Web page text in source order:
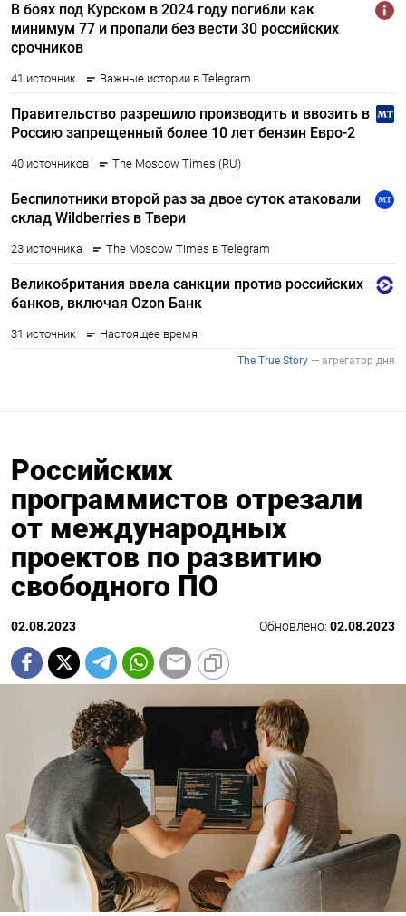
Российских
программистов отрезали
от международных
проектов по развитию
свободного ПО
02.08.2023 Обновлено: 02.08.2023